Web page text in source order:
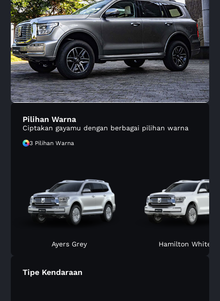
Pilihan Warna
Ciptakan gayamu dengan berbagai pilihan warna
3 Pilihan Warna
Ayers Grey Hamilton White
Tipe Kendaraan